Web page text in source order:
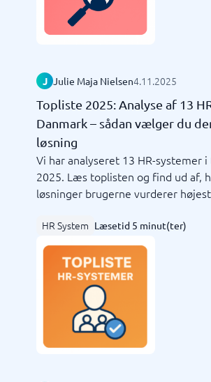
J Julie Maja Nielsen4.11.2025
Topliste 2025: Analyse af 13
Danmark – sådan vælger du
løsning
Vi har analyseret 13 HR-systemer i
2025. Læs toplisten og find ud af,
løsninger brugerne vurderer
HR System Læsetid 5 minut(ter)